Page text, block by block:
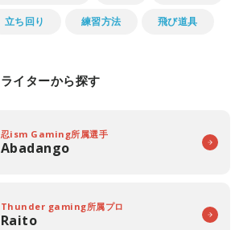
立ち回り 練習方法 飛び道具
ライターから探す
忍ism Gaming所属選手
Abadango
Thunder gaming所属プロ
Raito